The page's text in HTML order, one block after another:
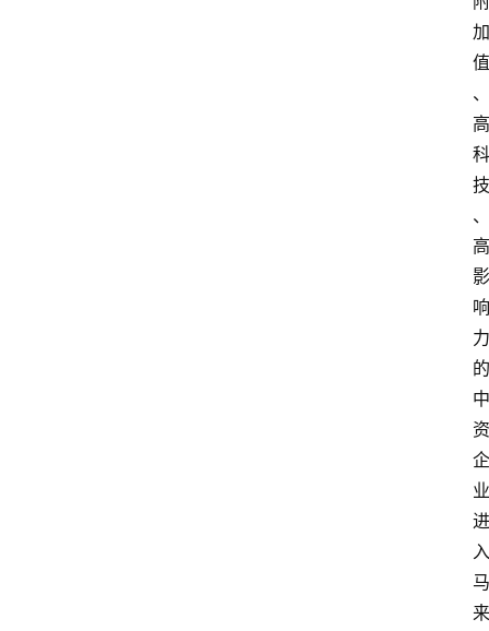
加
值
、
高
科
技
、
高
影
响
力
的
中
资
企
业
进
入
马
来